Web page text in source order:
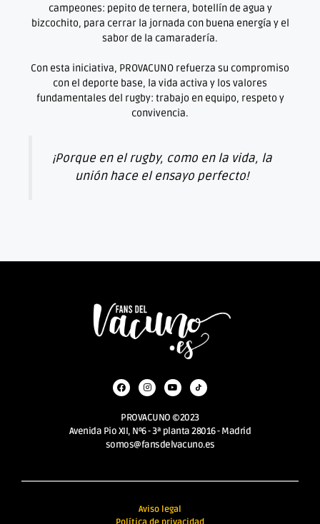
campeones: pepito de ternera, botellín de agua y
bizcochito, para cerrar la jornada con buena energía y el
sabor de la camaradería.
Con esta iniciativa, PROVACUNO refuerza su compromiso
con el deporte base, la vida activa y los valores
fundamentales del rugby: trabajo en equipo, respeto y
convivencia.
¡Porque en el rugby, como en la vida, la
unión hace el ensayo perfecto!
PROVACUNO ©2023
Avenida Pio XII, Nº6 - 3ª planta 28016 - Madrid
somos@fansdelvacuno.es
Aviso legal